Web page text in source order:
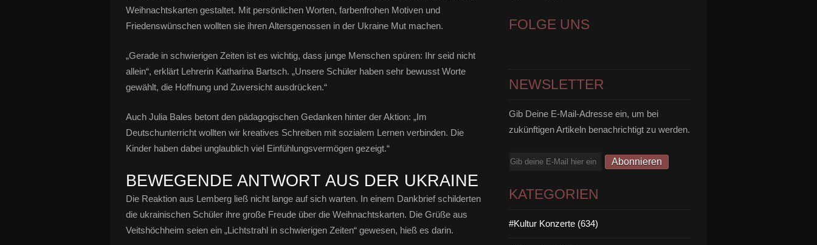
Weihnachtskarten gestaltet. Mit persönlichen Worten, farbenfrohen Motiven und
Friedenswünschen wollten sie ihren Altersgenossen in der Ukraine Mut machen.
„Gerade in schwierigen Zeiten ist es wichtig, dass junge Menschen spüren: Ihr seid nicht
allein“, erklärt Lehrerin Katharina Bartsch. „Unsere Schüler haben sehr bewusst Worte
gewählt, die Hoffnung und Zuversicht ausdrücken.“
Auch Julia Bales betont den pädagogischen Gedanken hinter der Aktion: „Im
Deutschunterricht wollten wir kreatives Schreiben mit sozialem Lernen verbinden. Die
Kinder haben dabei unglaublich viel Einfühlungsvermögen gezeigt.“
BEWEGENDE ANTWORT AUS DER UKRAINE
Die Reaktion aus Lemberg ließ nicht lange auf sich warten. In einem Dankbrief schilderten
die ukrainischen Schüler ihre große Freude über die Weihnachtskarten. Die Grüße aus
Veitshöchheim seien ein „Lichtstrahl in schwierigen Zeiten“ gewesen, hieß es darin.
FOLGE UNS
NEWSLETTER
Gib Deine E-Mail-Adresse ein, um bei
zukünftigen Artikeln benachrichtigt zu werden.
E-
KATEGORIEN
#Kultur Konzerte (634)